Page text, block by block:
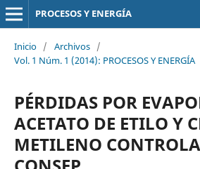
PROCESOS Y ENERGÍA
Inicio / Archivos /
Vol. 1 Núm. 1 (2014): PROCESOS Y ENERGÍA
PÉRDIDAS POR
ACETATO DE ETILO Y
METILENO